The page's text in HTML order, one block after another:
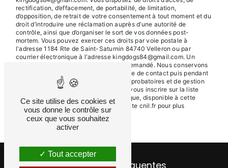
rectification, d’effacement, de portabilité, de limitation,
d’opposition, de retrait de votre consentement à tout moment et du
droit d’introduire une réclamation auprès d’une autorité de
contrôle, ainsi que d’organiser le sort de vos données post-
mortem. Vous pouvez exercer ces droits par voie postale à
l'adresse 1184 Rte de Saint-Saturnin 84740 Velleron ou par
courrier électronique à l'adresse kingdogs84@gmail.com. Un
justificatif d'identité pourra vous être demandé. Nous conservons
vos données pendant la période de prise de contact puis pendant
la durée de prescription légale aux fins probatoires et de gestion
des contentieux. Vous avez le droit de vous inscrire sur la liste
d'opposition au démarchage téléphonique, disponible à cette
adresse:Bloctel.gouv.fr. Consultez le site cnil.fr pour plus
d’informations sur vos droits.
Recherches fréquentes
Ce site utilise des cookies et
vous donne le contrôle sur
ceux que vous souhaitez
activer
Tout accepter